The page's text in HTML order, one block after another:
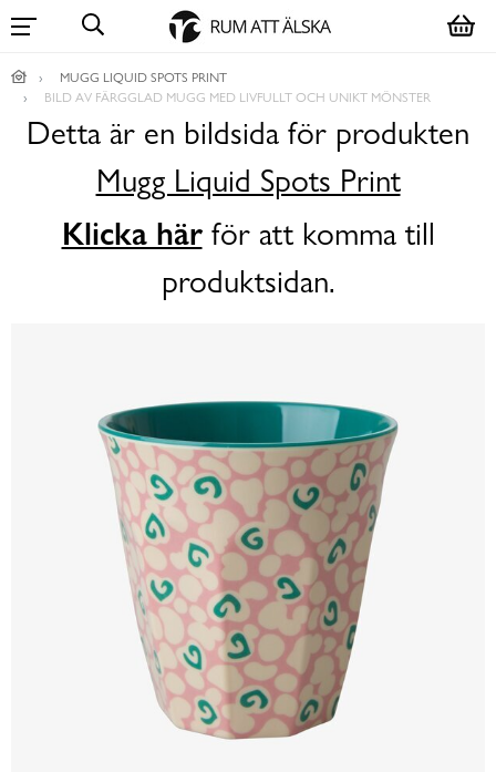
MUGG LIQUID SPOTS PRINT
BILD AV FÄRGGLAD MUGG MED LIVFULLT OCH UNIKT MÖNSTER
Detta är en bildsida för produkten
Mugg Liquid Spots Print
Klicka härför att komma till
produktsidan.